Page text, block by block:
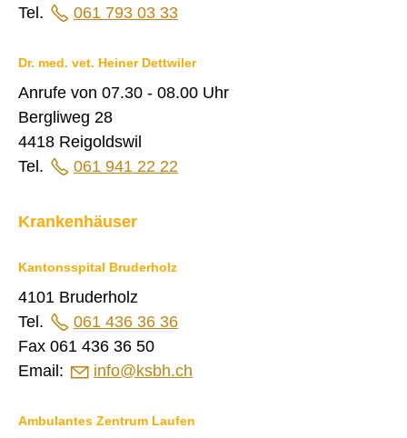
Tel.
061 793 03 33
Dr. med. vet. Heiner Dettwiler
Anrufe von 07.30 - 08.00 Uhr
Bergliweg 28
4418 Reigoldswil
Tel.
061 941 22 22
Krankenhäuser
Kantonsspital Bruderholz
4101 Bruderholz
Tel.
061 436 36 36
Fax 061 436 36 50
Email:
nf ksbh ch
Ambulantes Zentrum Laufen